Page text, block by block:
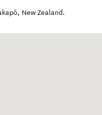
, New Zealand.